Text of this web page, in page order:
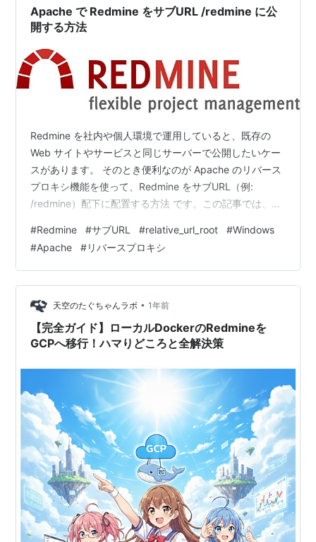
の有用機能をおさらいいただいて、この…
Apache で Redmine をサブURL /redmine に公
開する方法
Redmine を社内や個人環境で運用していると、既存の
Web サイトやサービスと同じサーバーで公開したいケー
スがあります。 そのとき便利なのが Apache のリバース
プロキシ機能を使って、Redmine をサブURL（例:
/redmine）配下に配置する方法 です。この記事では、
Redmine を /redmine からアクセスできるようにする具
体的な手順を紹介します。なお、本記事は以下の記事で
Redmine を作成した環境を前提としています。 ・
Windows 11 (25H2) に Redmine 6.1.0 を…
#Redmine #サブURL #relative_url_root #Windows
#Apache #リバースプロキシ
天空のたぐちゃんラボ • 1年前
【完全ガイド】ローカルDockerのRedmineを
GCPへ移行！ハマりどころと全解決策